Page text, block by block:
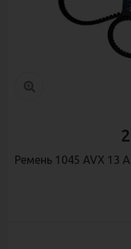
Ремень 1045 AVX 13